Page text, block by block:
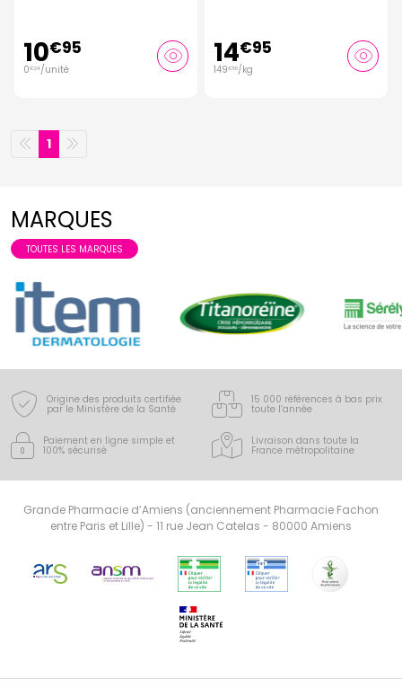
10€95
0€24 /unité 14€95
149€50/kg
1
MARQUES
TOUTES LES MARQUES
Origine des produits certifiée
par le Ministère de la Santé
15 000 références à bas prix
toute l’année
Paiement en ligne simple et
100% sécurisé
Livraison dans toute la
France métropolitaine
Grande Pharmacie d’Amiens (anciennement Pharmacie Fachon
entre Paris et Lille) - 11 rue Jean Catelas - 80000 Amiens